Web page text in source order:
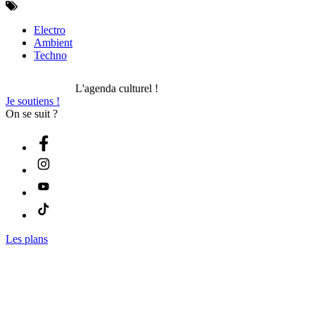
Electro
Ambient
Techno
L'agenda culturel !
Je soutiens !
On se suit ?
Les plans